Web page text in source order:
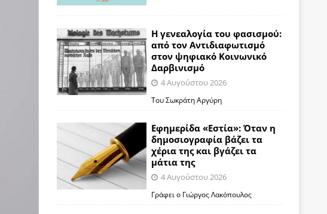
Η γενεαλογία του φασισμού:
από τον Αντιδιαφωτισμό
στον ψηφιακό Κοινωνικό
Δαρβινισμό
4 Αυγούστου 2026
Του Σωκράτη Αργύρη
Εφημερίδα «Εστία»: Όταν η
δημοσιογραφία βάζει τα
χέρια της και βγάζει τα
μάτια της
4 Αυγούστου 2026
Γράφει ο Γιώργος Λακόπουλος